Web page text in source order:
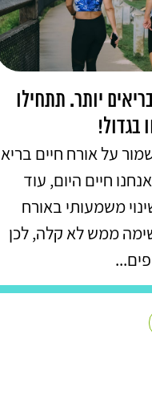
יותר. תתחילו
בגדול!
על אורח חיים בריא
חיים היום, עוד
משמעותי באורח
ממש לא קלה, לכן